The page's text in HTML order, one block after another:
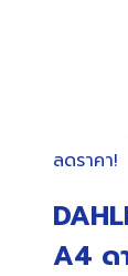
ลดราคา!
A4 ด